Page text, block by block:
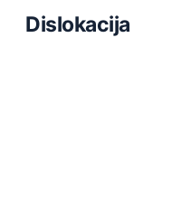
Dislokacija